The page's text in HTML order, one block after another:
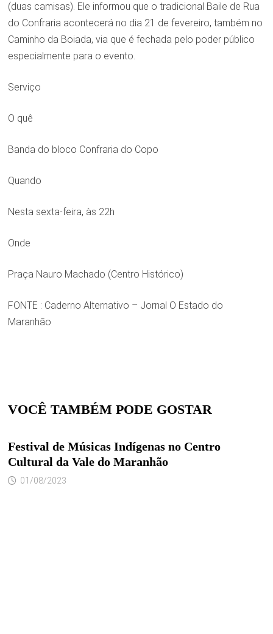
(duas camisas). Ele informou que o tradicional Baile de Rua
do Confraria acontecerá no dia 21 de fevereiro, também no
Caminho da Boiada, via que é fechada pelo poder público
especialmente para o evento.
Serviço
O quê
Banda do bloco Confraria do Copo
Quando
Nesta sexta-feira, às 22h
Onde
Praça Nauro Machado (Centro Histórico)
FONTE : Caderno Alternativo – Jornal O Estado do
Maranhão
VOCÊ TAMBÉM PODE GOSTAR
Festival de Músicas Indígenas no Centro
Cultural da Vale do Maranhão
01/08/2023